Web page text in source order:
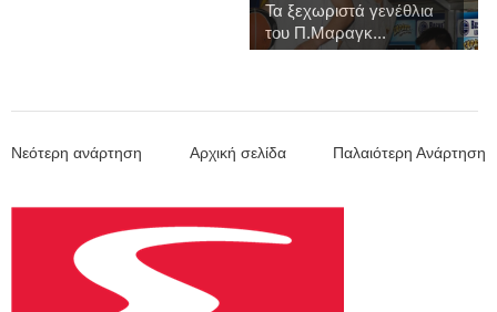
Τα ξεχωριστά γενέθλια
του Π.Μαραγκ...
Νεότερη ανάρτηση Παλαιότερη Ανάρτηση
Αρχική σελίδα